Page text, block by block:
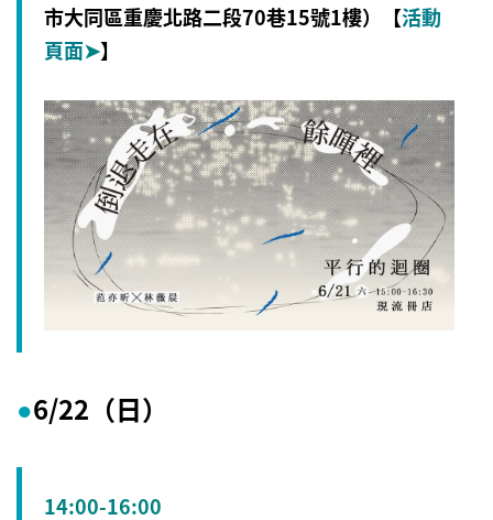
市大同區重慶北路二段70巷15號1樓）【活動
頁面➤】
●6/22（日）
14:00-16:00